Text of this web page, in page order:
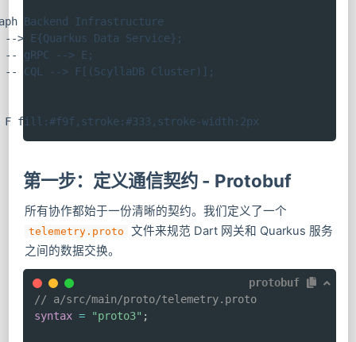
Backend Infrastructure
--> E{Quarkus Data Service};
-- gRPC --> E;
-- CQL --> F[(ScyllaDB Cluster)];
F fill:#f9f,stroke:#333,stroke-width:2px
第一步：定义通信契约 - Protobuf
所有协作都始于一份清晰的契约。我们定义了一个
telemetry.proto
文件来规范 Dart 网关和 Quarkus 服务
之间的数据交换。
protobuf
// a/src/main/proto/telemetry.proto
syntax = "proto3" ;